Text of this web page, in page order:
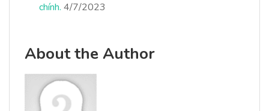
chính. 4/7/2023
About the Author